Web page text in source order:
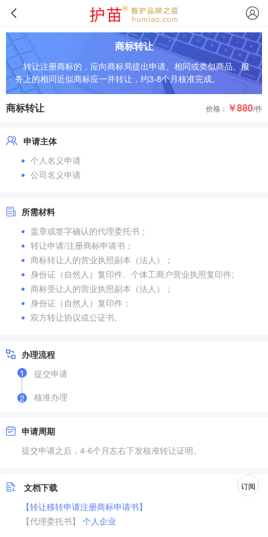
商标转让
转让注册商标的，应向商标局提出申请。相同或类似商品、服
务上的相同近似商标应一并转让，约3-8个月核准完成。
商标转让 价格： ￥880/件
申请主体
个人名义申请
公司名义申请
所需材料
盖章或签字确认的代理委托书；
转让申请/注册商标申请书；
商标转让人的营业执照副本（法人）；
身份证（自然人）复印件、个体工商户营业执照复印件;
商标受让人的营业执照副本（法人）；
身份证（自然人）复印件；
双方转让协议或公证书。
办理流程
1
提交申请
2 核准办理
申请周期
提交申请之后，4-6个月左右下发核准转让证明。
文档下载
【转让移转申请注册商标申请书】
【代理委托书】 个人企业
订阅